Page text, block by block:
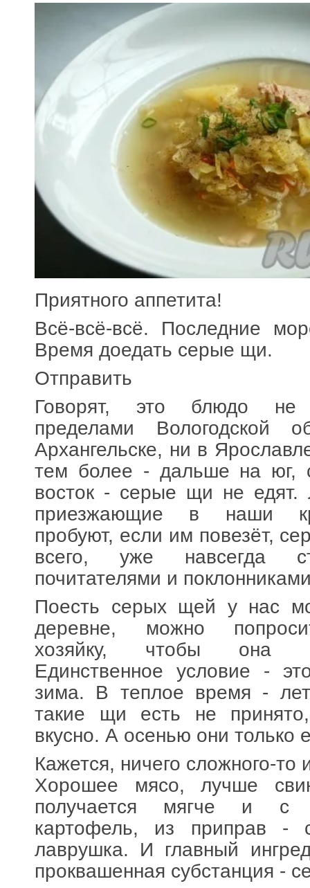
Приятного аппетита!
Всё-всё-всё. Последние
Время доедать серые щи.
Отправить
Говорят, это блюдо не
пределами Вологодской
Архангельске, ни в
тем более - дальше на юг,
восток - серые щи не едят.
приезжающие в наши
пробуют, если им повезёт,
всего, уже навсегда
почитателями и
Поесть серых щей у нас
деревне, можно
хозяйку, чтобы она
Единственное условие -
зима. В теплое время -
такие щи есть не
вкусно. А осенью они только
Кажется, ничего сложного-то
Хорошее мясо, лучше
получается мягче и с
картофель, из приправ -
лаврушка. И главный
проквашенная субстанция -